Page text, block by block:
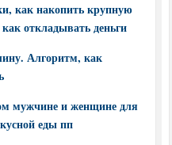
как накопить крупную
откладывать деньги
Алгоритм, как
мужчине и женщине для
еды пп